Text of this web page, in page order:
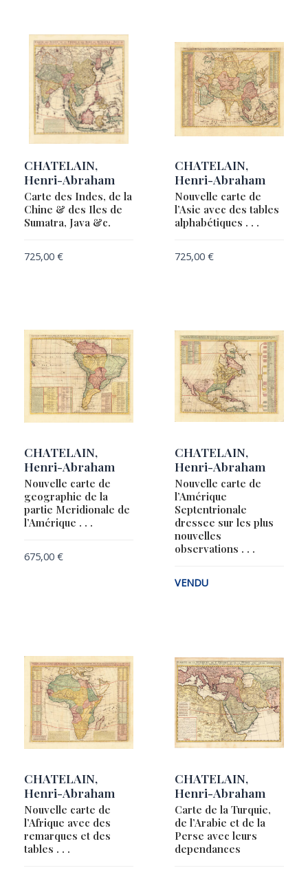
CHATELAIN,
Henri-Abraham
Carte des Indes, de la
Chine & des Iles de
Sumatra, Java &c.
725,00 €
CHATELAIN,
Henri-Abraham
Nouvelle carte de
l’Asie avec des tables
alphabétiques . . .
725,00 €
CHATELAIN,
Henri-Abraham
Nouvelle carte de
geographie de la
partie Meridionale de
l’Amérique . . .
675,00 €
CHATELAIN,
Henri-Abraham
Nouvelle carte de
l’Amérique
Septentrionale
dressee sur les plus
nouvelles
observations . . .
VENDU
CHATELAIN,
Henri-Abraham
Nouvelle carte de
l’Afrique avec des
remarques et des
tables . . .
CHATELAIN,
Henri-Abraham
Carte de la Turquie,
de l’Arabie et de la
Perse avec leurs
dependances